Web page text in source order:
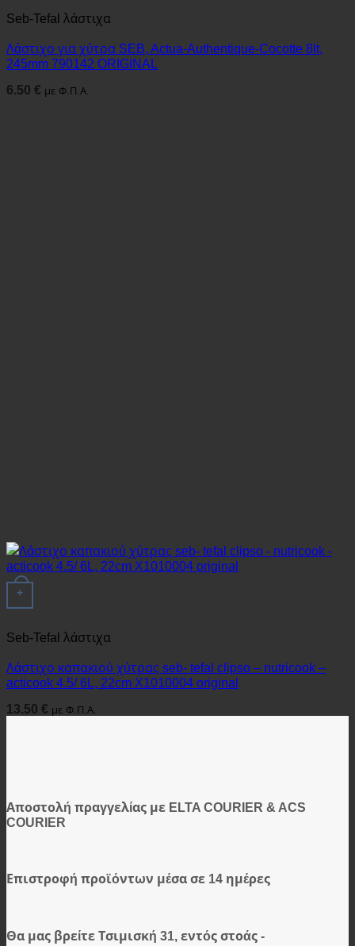
Seb-Tefal λάστιχα
Λάστιχο για χύτρα SEB, Actua-Authentique-Cocotte 8lt,
245mm 790142 ORIGINAL
6.50 € με Φ.Π.Α.
+
Seb-Tefal λάστιχα
Λάστιχο καπακιού χύτρας seb- tefal clipso – nutricook –
acticook 4.5/ 6L, 22cm X1010004 original
13.50 € με Φ.Π.Α.
Αποστολή πραγγελίας με ELTA COURIER & ACS
COURIER
Επιστροφή προϊόντων μέσα σε 14 ημέρες
Θα μας βρείτε Τσιμισκή 31, εντός στοάς -